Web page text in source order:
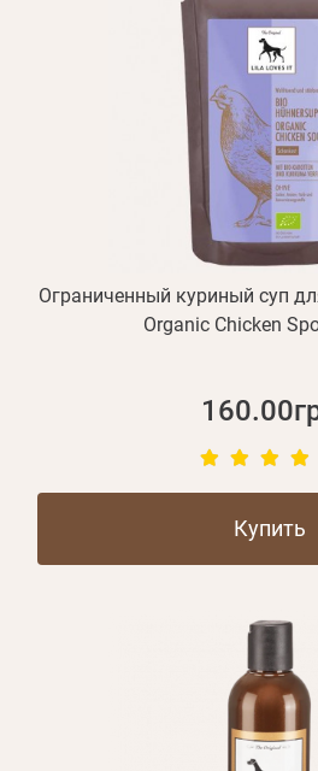
Ограниченный куриный суп
Organic Chicken
Купить